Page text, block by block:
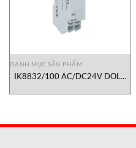
DANH MỤC SẢN PHẨM
IK8832/100 AC/DC24V DOLD